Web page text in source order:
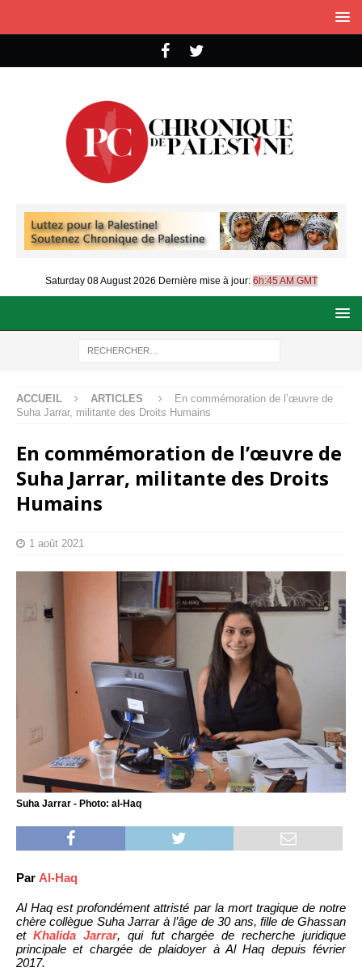
Saturday 08 August 2026 Dernière mise à jour: 6h:45 AM GMT
ACCUEIL ARTICLES
En commémoration de l’œuvre de
Suha Jarrar, militante des Droits Humains
En commémoration de l’œuvre de
Suha Jarrar, militante des Droits
Humains
1 août 2021
Suha Jarrar - Photo: al-Haq
Par Al-Haq
Al Haq est profondément attristé par la mort tragique de notre
chère collègue Suha Jarrar à l’âge de 30 ans, fille de Ghassan
etKhalida Jarrar, qui fut chargée de recherche juridique
principale et chargée de plaidoyer à Al Haq depuis février
2017.